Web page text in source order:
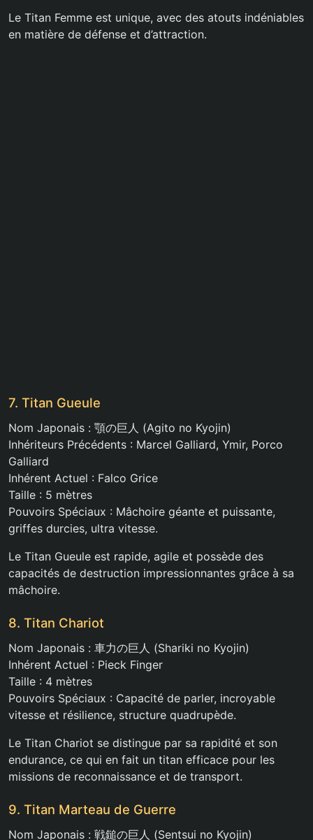
Le Titan Femme est unique, avec des atouts indéniables
en matière de défense et d’attraction.
7. Titan Gueule
Nom Japonais : 顎の巨人 (Agito no Kyojin)
Inhériteurs Précédents : Marcel Galliard, Ymir, Porco
Galliard
Inhérent Actuel : Falco Grice
Taille : 5 mètres
Pouvoirs Spéciaux : Mâchoire géante et puissante,
griffes durcies, ultra vitesse.
Le Titan Gueule est rapide, agile et possède des
capacités de destruction impressionnantes grâce à sa
mâchoire.
8. Titan Chariot
Nom Japonais : 車力の巨人 (Shariki no Kyojin)
Inhérent Actuel : Pieck Finger
Taille : 4 mètres
Pouvoirs Spéciaux : Capacité de parler, incroyable
vitesse et résilience, structure quadrupède.
Le Titan Chariot se distingue par sa rapidité et son
endurance, ce qui en fait un titan efficace pour les
missions de reconnaissance et de transport.
9. Titan Marteau de Guerre
Nom Japonais : 戦鎚の巨人 (Sentsui no Kyojin)